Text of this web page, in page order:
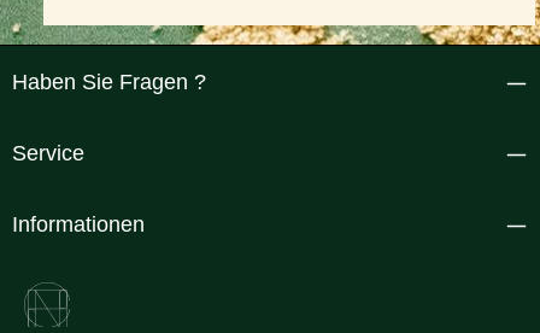
Haben Sie Fragen ?
Service
Informationen